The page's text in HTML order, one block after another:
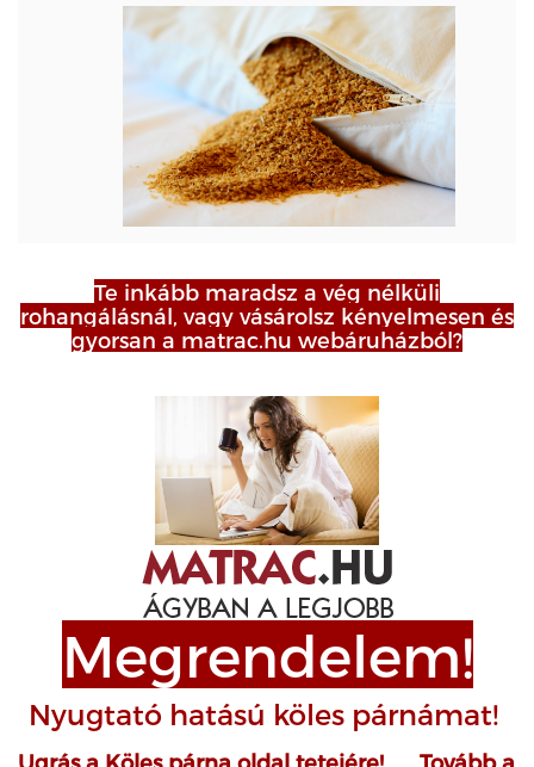
Te inkább maradsz a vég nélküli
rohangálásnál, vagy vásárolsz kényelmesen és
gyorsan a matrac.hu webáruházból?
Megrendelem!
Nyugtató hatású köles párnámat!